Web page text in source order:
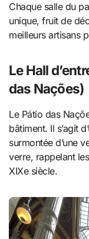
Chaque salle du
unique, fruit de
meilleurs artisans
Le Hall
das Nações)
Le Pátio das
bâtiment. Il s’agit
surmontée d’une
verre, rappelant
XIXe siècle.